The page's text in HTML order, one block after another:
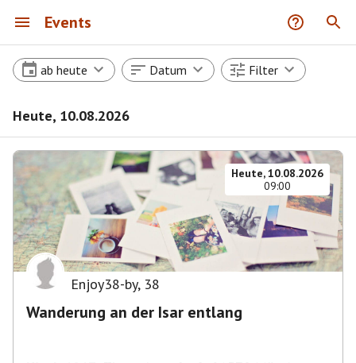
Events
ab heute Datum Filter
Heute, 10.08.2026
Heute, 10.08.2026
09:00
Enjoy38-by, 38
Wanderung an der Isar entlang